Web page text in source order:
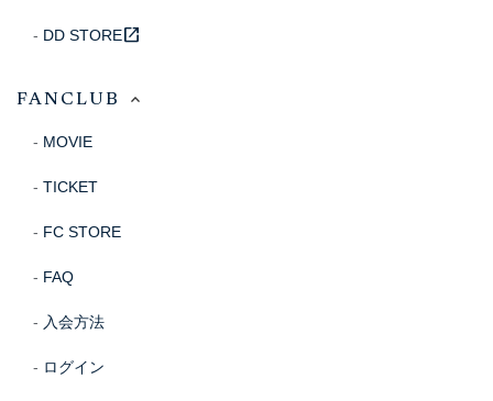
DD STOREopen_in_new
FANCLUB
MOVIE
TICKET
FC STORE
FAQ
入会方法
ログイン